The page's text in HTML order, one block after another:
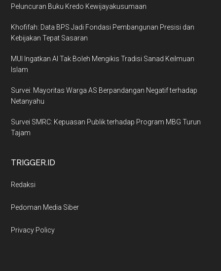
Peluncuran Buku Kredo Kewijayakusumaan
Khofifah: Data BPS Jadi Fondasi Pembangunan Presisi dan
Kebijakan Tepat Sasaran
MUI Ingatkan AI Tak Boleh Mengikis Tradisi Sanad Keilmuan
Islam
Survei: Mayoritas Warga AS Berpandangan Negatif terhadap
Netanyahu
Survei SMRC: Kepuasan Publik terhadap Program MBG Turun
Tajam
TRIGGER.ID
Redaksi
Pedoman Media Siber
Privacy Policy